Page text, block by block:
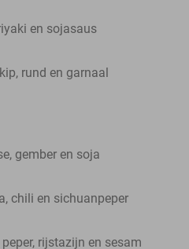
en sojasaus
rund en garnaal
gember en soja
chili en sichuanpeper
rijstazijn en sesam